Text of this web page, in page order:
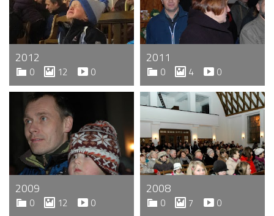
2012
0 12 0
2011
0 4 0
2009
0 12 0
2008
0 7 0